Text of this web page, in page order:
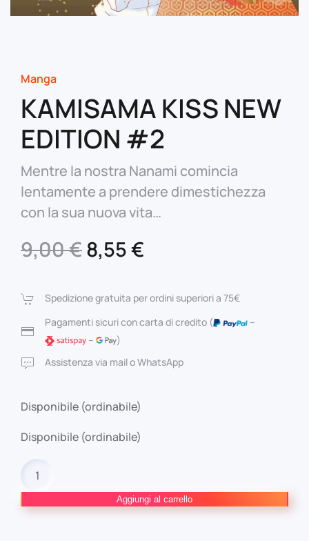
Manga
KAMISAMA KISS NEW
EDITION #2
Mentre la nostra Nanami comincia
lentamente a prendere dimestichezza
con la sua nuova vita…
9,00€Il
originale
era:
9,00 €.
8,55€
attuale
è:
Spedizione gratuita per ordini superiori a 75€
Pagamenti sicuri con carta di credito (
–
–
)
Assistenza via mail o WhatsApp
Disponibile (ordinabile)
Disponibile (ordinabile)
KISS
EDITION
Aggiungi al carrello